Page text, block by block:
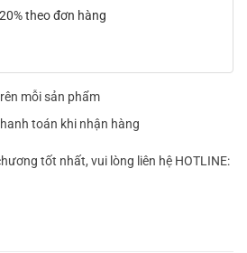
theo đơn hàng
mỗi sản phẩm
toán khi nhận hàng
tốt nhất, vui lòng liên hệ HOTLINE: